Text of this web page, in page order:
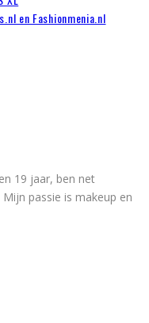
en Fashionmenia.nl
19 jaar, ben net
passie is makeup en